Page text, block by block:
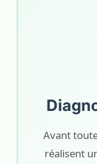
Avant
réalisent